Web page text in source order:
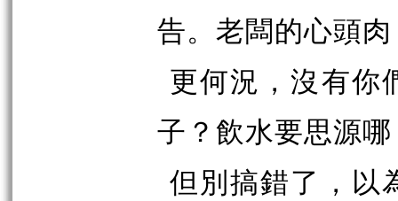
告。老闆的心頭
更何況，沒有你
子？飲水要思源
但別搞錯了，以